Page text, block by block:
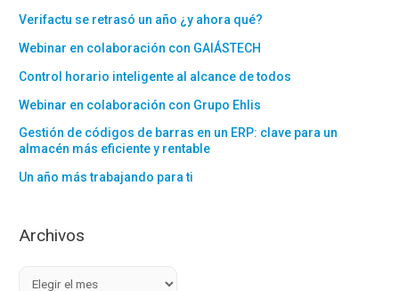
Verifactu se retrasó un año ¿y ahora qué?
Webinar en colaboración con GAIÁSTECH
Control horario inteligente al alcance de todos
Webinar en colaboración con Grupo Ehlis
Gestión de códigos de barras en un ERP: clave para un
almacén más eficiente y rentable
Un año más trabajando para ti
Archivos